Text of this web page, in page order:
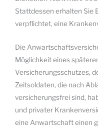
Stattdessen erhalten Sie
verpflichtet, eine
Die
Möglichkeit eines
Versicherungsschutzes,
Zeitsoldaten, die nach
versicherungsfrei sind,
und privater
eine Anwartschaft einen